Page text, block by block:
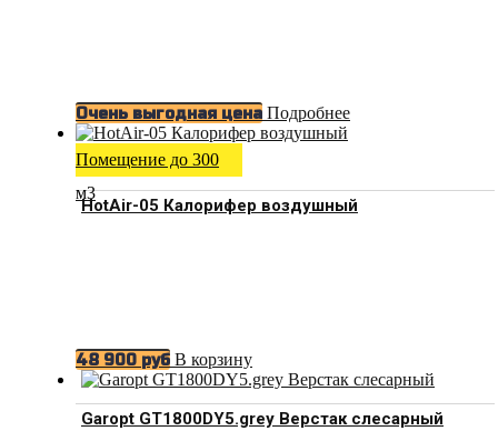
Очень выгодная цена Подробнее
Помещение до 300
м3
HotAir-05 Калорифер воздушный
48 900 руб В корзину
Garopt GT1800DY5.grey Верстак слесарный